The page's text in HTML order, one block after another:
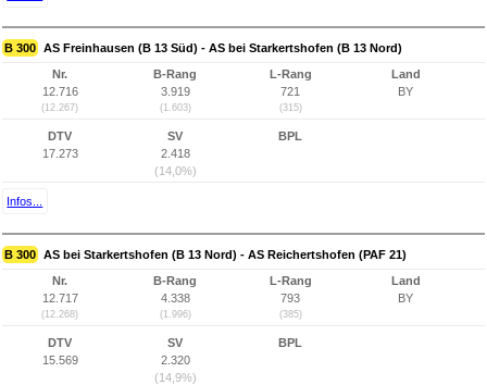
B 300 AS Freinhausen (B 13 Süd) - AS bei Starkertshofen (B 13 Nord)
Nr.
12.716
(12.267)
B-Rang
3.919
(1.603)
L-Rang
721
(315)
Land
BY
DTV
17.273
SV
2.418
(14,0%)
BPL
Infos...
B 300 AS bei Starkertshofen (B 13 Nord) - AS Reichertshofen (PAF 21)
Nr.
12.717
(12.268)
B-Rang
4.338
(1.996)
L-Rang
793
(385)
Land
BY
DTV
15.569
SV
2.320
(14,9%)
BPL